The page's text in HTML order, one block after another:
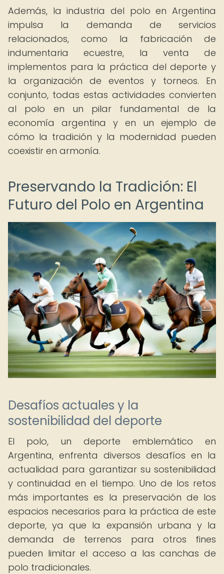
Además, la industria del polo en Argentina
impulsa la demanda de servicios
relacionados, como la fabricación de
indumentaria ecuestre, la venta de
implementos para la práctica del deporte y
la organización de eventos y torneos. En
conjunto, todas estas actividades convierten
al polo en un pilar fundamental de la
economía argentina y en un ejemplo de
cómo la tradición y la modernidad pueden
coexistir en armonía.
Preservando la Tradición: El
Futuro del Polo en Argentina
Desafíos actuales y la
sostenibilidad del deporte
El polo, un deporte emblemático en
Argentina, enfrenta diversos desafíos en la
actualidad para garantizar su sostenibilidad
y continuidad en el tiempo. Uno de los retos
más importantes es la preservación de los
espacios necesarios para la práctica de este
deporte, ya que la expansión urbana y la
demanda de terrenos para otros fines
pueden limitar el acceso a las canchas de
polo tradicionales.